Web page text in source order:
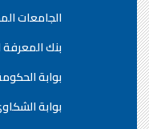
الجامعات
بنك
بوابة
بوابة